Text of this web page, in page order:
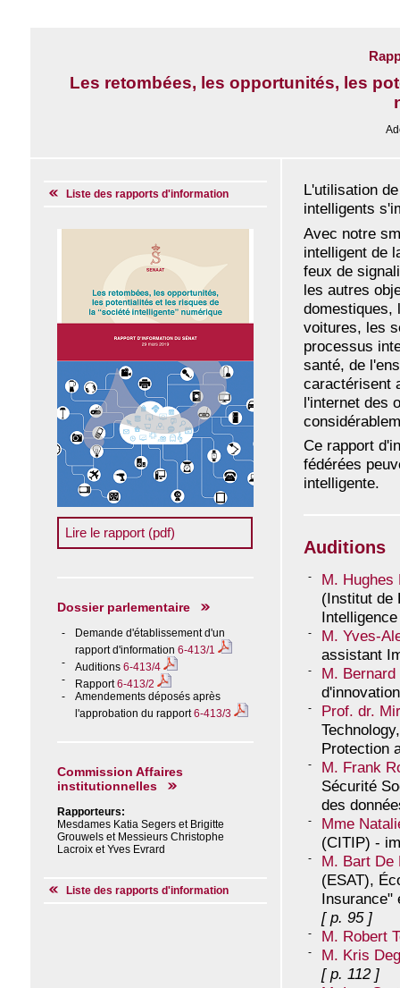
Les retombées, les opportunités, les
Liste des rapports d'information
Lire le rapport (pdf)
Dossier parlementaire
Demande d'établissement d'un
rapport d'information 6-413/1
Auditions 6-413/4
Rapport6-413/2
Amendements déposés après
l'approbation du rapport6-413/3
Commission Affaires
institutionnelles
Rapporteurs:
Mesdames Katia Segers et Brigitte
Grouwels et Messieurs Christophe
Lacroix et Yves Evrard
Liste des rapports d'information
L'utilisation
intelligents
Avec notre
intelligent de
feux de
les autres
domestiques,
voitures, les
processus
santé, de
caractérisent
l'internet des
Ce rapport
fédérées
intelligente.
Auditions
M. Hughes
(Institut de
M. Yves-
assistant
M. Bernard
Prof. dr.
Protection
M. Frank
Sécurité
des
Mme
(CITIP) -
M. Bart De
(ESAT),
Insurance"
[ p. 95 ]
M. Robert
M. Kris
[ p. 112 ]